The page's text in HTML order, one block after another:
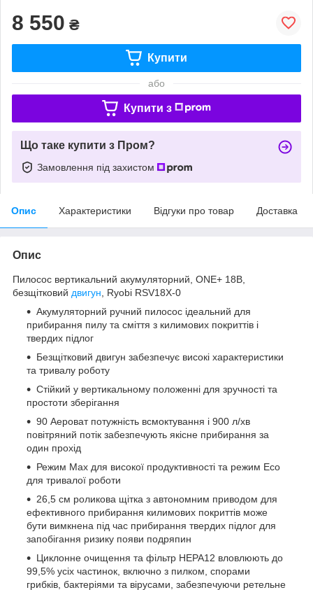
8 550 ₴
Купити
або
Купити з
Що таке купити з Пром?
Замовлення під захистом
Опис Характеристики Відгуки про товар Доставка
Опис
Пилосос вертикальний акумуляторний, ONE+ 18В,
безщітковий двигун , Ryobi RSV18X-0
Акумуляторний ручний пилосос ідеальний для
прибирання пилу та сміття з килимових покриттів і
твердих підлог
Безщітковий двигун забезпечує високі характеристики
та тривалу роботу
Стійкий у вертикальному положенні для зручності та
простоти зберігання
90 Аероват потужність всмоктування і 900 л/хв
повітряний потік забезпечують якісне прибирання за
один прохід
Режим Max для високої продуктивності та режим Eco
для тривалої роботи
26,5 см роликова щітка з автономним приводом для
ефективного прибирання килимових покриттів може
бути вимкнена під час прибирання твердих підлог для
запобігання ризику появи подряпин
Циклонне очищення та фільтр HEPA12 вловлюють до
99,5% усіх частинок, включно з пилком, спорами
грибків, бактеріями та вірусами, забезпечуючи ретельне